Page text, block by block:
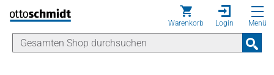
Direkt zum Inhalt
Warenkorb Login Menü